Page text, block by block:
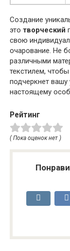
Создание
это творческий
свою
очарование. Не
различными
текстилем,
подчеркнет вашу
настоящему
Рейтинг
( Пока оценок нет )